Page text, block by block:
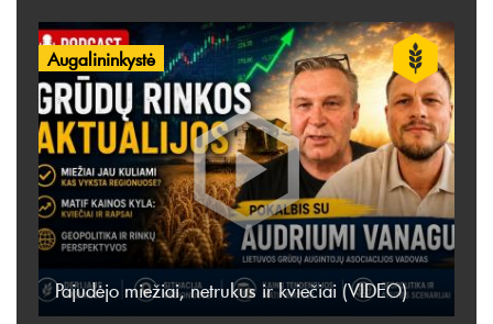
Augalininkystė
Pajudėjo miežiai, netrukus ir kviečiai (VIDEO)